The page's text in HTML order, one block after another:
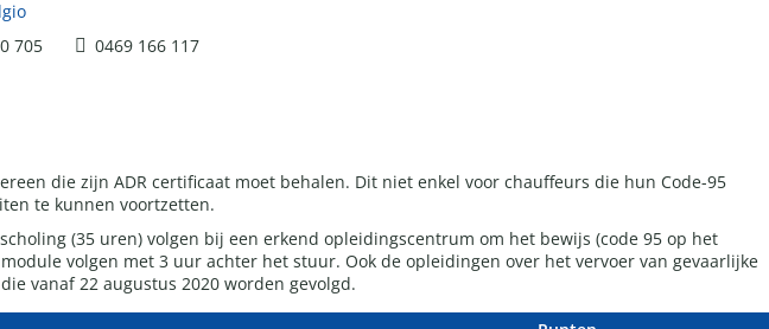
705 0469 166 117
die zijn ADR certificaat moet behalen. Dit niet enkel voor chauffeurs die hun Code-95
te kunnen voortzetten.
(35 uren) volgen bij een erkend opleidingscentrum om het bewijs (code 95 op het
volgen met 3 uur achter het stuur. Ook de opleidingen over het vervoer van gevaarlijke
vanaf 22 augustus 2020 worden gevolgd.